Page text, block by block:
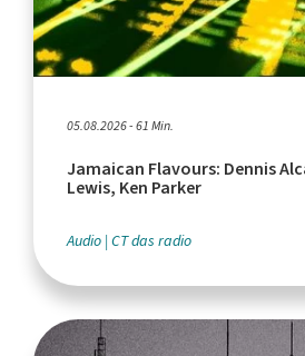
05.08.2026 - 61 Min.
Jamaican Flavours: Dennis
Lewis, Ken Parker
Audio CT das radio